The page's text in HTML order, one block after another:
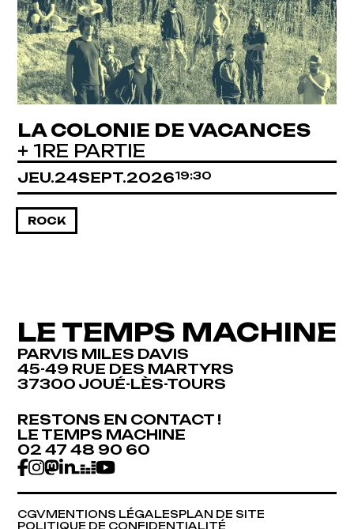
LA COLONIE DE VACANCES
+ 1RE PARTIE
JEUDI
JEU.24SEPTEMBRE
SEPT.202619:30
ROCK
LE TEMPS MACHINE
PARVIS MILES DAVIS
45-49 RUE DES MARTYRS
37300 JOUÉ-LÈS-TOURS
RESTONS EN CONTACT !
LE TEMPS MACHINE
02 47 48 90 60
CGVMENTIONS LÉGALESPLAN DE SITE
POLITIQUE DE CONFIDENTIALITÉ
RESTONS EN CONTACT !
LE TEMPS MACHINE
02 47 48 90 60
CGVMENTIONS LÉGALESPLAN DE SITE
POLITIQUE DE CONFIDENTIALITÉ